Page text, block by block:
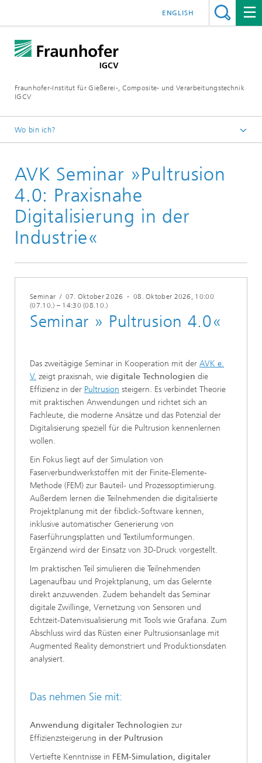
Fraunhofer-Institut für Gießerei-, Composite- und Verarbeitungstechnik
IGCV
ENGLISH
Wo bin ich?
Veranstaltungen
AVK Seminar »Pultrusion
4.0: Praxisnahe
Digitalisierung in der
Industrie«
Seminar / 07. Oktober 2026 - 08. Oktober 2026 , 10:00
(07.10.) – 14:30 (08.10.)
Seminar » Pultrusion 4.0«
Das zweitägige Seminar in Kooperation mit der AVK e.
V. zeigt praxisnah, wie digitale Technologien die
Effizienz in der Pultrusion steigern. Es verbindet Theorie
mit praktischen Anwendungen und richtet sich an
Fachleute, die moderne Ansätze und das Potenzial der
Digitalisierung speziell für die Pultrusion kennenlernen
wollen.
Ein Fokus liegt auf der Simulation von
Faserverbundwerkstoffen mit der Finite-Elemente-
Methode (FEM) zur Bauteil- und Prozessoptimierung.
Außerdem lernen die Teilnehmenden die digitalisierte
Projektplanung mit der fibclick-Software kennen,
inklusive automatischer Generierung von
Faserführungsplatten und Textilumformungen.
Ergänzend wird der Einsatz von 3D-Druck vorgestellt.
Im praktischen Teil simulieren die Teilnehmenden
Lagenaufbau und Projektplanung, um das Gelernte
direkt anzuwenden. Zudem behandelt das Seminar
digitale Zwillinge, Vernetzung von Sensoren und
Echtzeit-Datenvisualisierung mit Tools wie Grafana. Zum
Abschluss wird das Rüsten einer Pultrusionsanlage mit
Augmented Reality demonstriert und Produktionsdaten
analysiert.
Das nehmen Sie mit:
Anwendung digitaler Technologien zur
Effizienzsteigerung in der Pultrusion
Vertiefte Kenntnisse in FEM-Simulation, digitaler